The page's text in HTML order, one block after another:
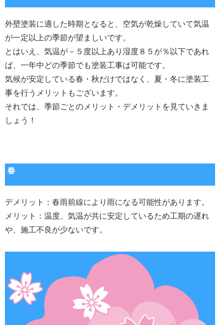
外壁塗装に適した時期となると、空気が乾燥していて気温
が一定以上の季節が望ましいです。
とはいえ、気温が－５度以上あり湿度８５が％以下であれ
ば、一年中どの季節でも塗装工事は可能です。
気候が安定している春・秋だけではなく、夏・冬に塗装工
事を行うメリットもございます。
それでは、季節ごとのメリット・デメリットを見ていきま
しょう！
春
デメリット：春雨前線により雨になる可能性があります。
メリット：温度、気温が共に安定しているため工期の遅れ
や、施工不良が少ないです。